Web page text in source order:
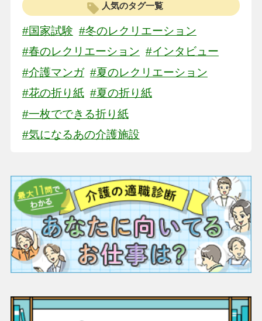
人気のタグ一覧
#国家試験 #冬のレクリエーション
#春のレクリエーション #インタビュー
#介護マンガ #夏のレクリエーション
#花の折り紙 #夏の折り紙
#一枚でできる折り紙
#気になるあの介護施設